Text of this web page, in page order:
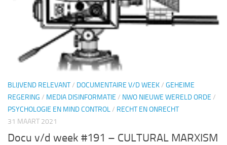
BLIJVEND RELEVANT/ DOCUMENTAIRE V/D WEEK/ GEHEIME
REGERING / MEDIA DISINFORMATIE / NWO NIEUWE WERELD ORDE /
PSYCHOLOGIE EN MIND CONTROL/ RECHT EN ONRECHT
31 MAART 2021
Docu v/d week #191 – CULTURAL MARXISM